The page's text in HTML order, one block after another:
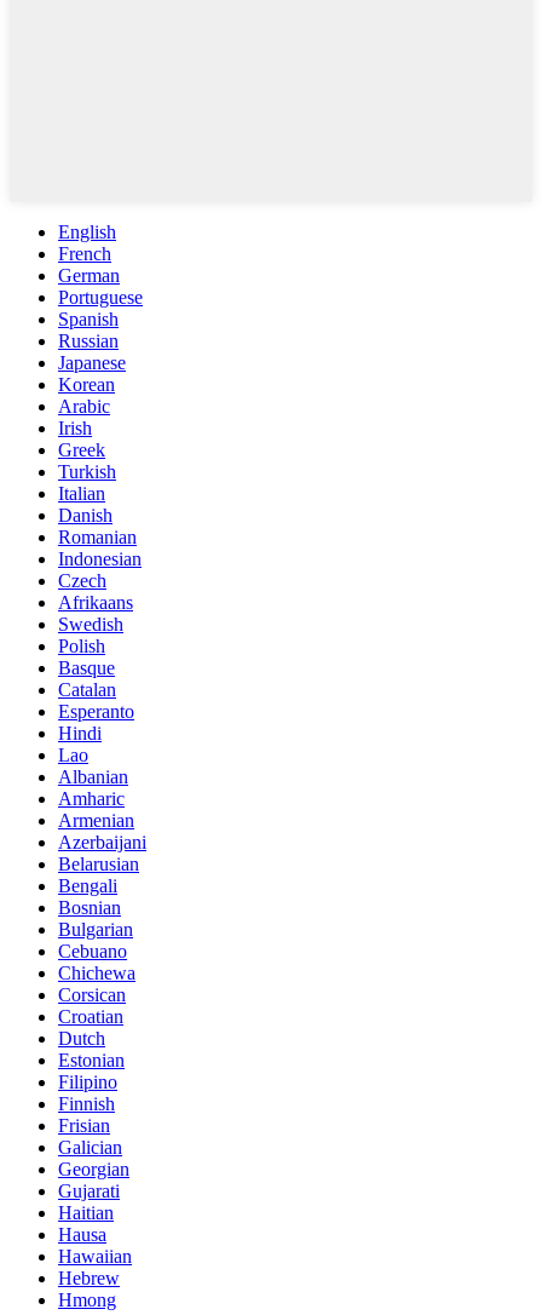
English
French
German
Portuguese
Spanish
Russian
Japanese
Korean
Arabic
Irish
Greek
Turkish
Italian
Danish
Romanian
Indonesian
Czech
Afrikaans
Swedish
Polish
Basque
Catalan
Esperanto
Hindi
Lao
Albanian
Amharic
Armenian
Azerbaijani
Belarusian
Bengali
Bosnian
Bulgarian
Cebuano
Chichewa
Corsican
Croatian
Dutch
Estonian
Filipino
Finnish
Frisian
Galician
Georgian
Gujarati
Haitian
Hausa
Hawaiian
Hebrew
Hmong